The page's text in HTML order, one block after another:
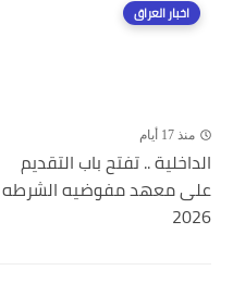
اخبار العراق
منذ 17 أيام
الداخلية .. تفتح باب التقديم
على معهد مفوضيه الشرطه
2026